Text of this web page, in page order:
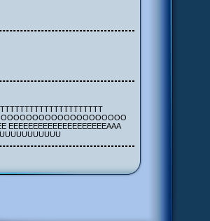
EEEEEEEEEEEEEEEEEEEEAAA